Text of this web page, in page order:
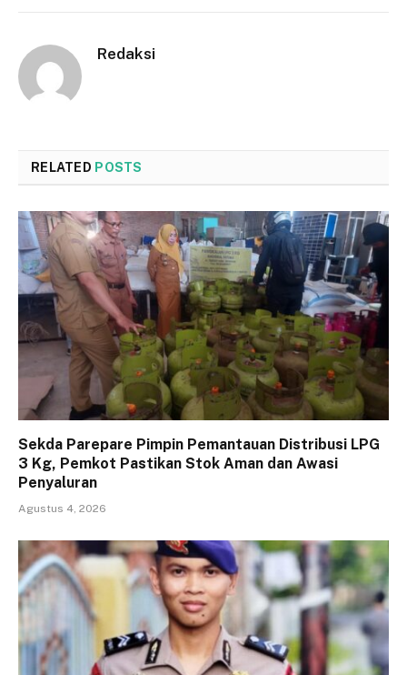
Redaksi
RELATED POSTS
Sekda Parepare Pimpin Pemantauan Distribusi LPG
3 Kg, Pemkot Pastikan Stok Aman dan Awasi
Penyaluran
Agustus 4, 2026